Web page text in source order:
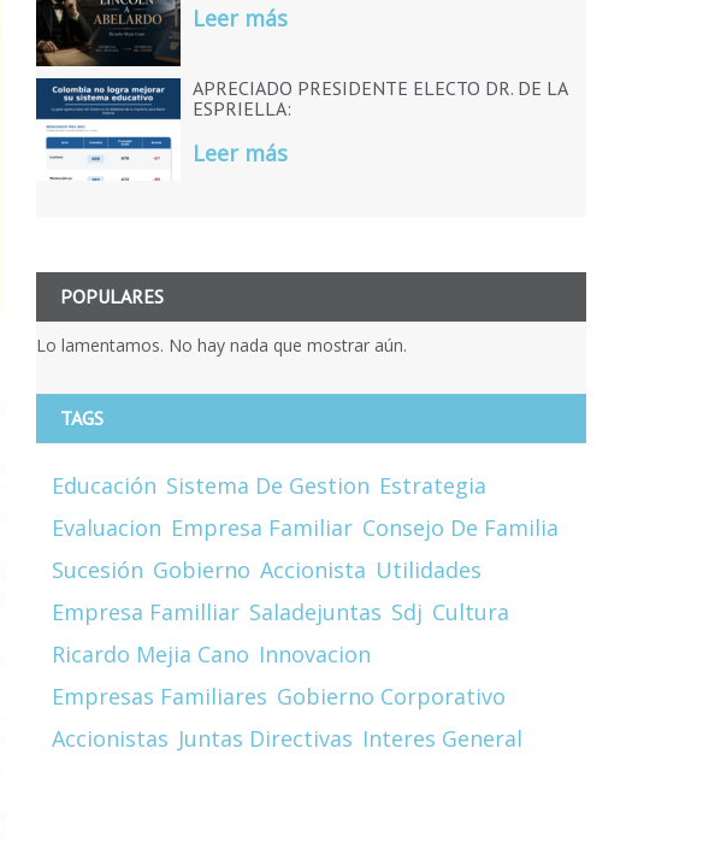
Leer más
APRECIADO PRESIDENTE ELECTO DR. DE LA
ESPRIELLA:
Leer más
POPULARES
Lo lamentamos. No hay nada que mostrar aún.
TAGS
Educación Sistema De Gestion Estrategia
Evaluacion Empresa Familiar Consejo De Familia
Sucesión Gobierno Accionista Utilidades
Empresa Familliar Saladejuntas Sdj Cultura
Ricardo Mejia Cano Innovacion
Empresas Familiares Gobierno Corporativo
Accionistas Juntas Directivas Interes General